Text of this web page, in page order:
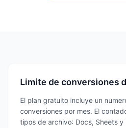
Limite de conversiones
El plan gratuito incluye un
conversiones por mes. El
tipos de archivo: Docs, Sheets